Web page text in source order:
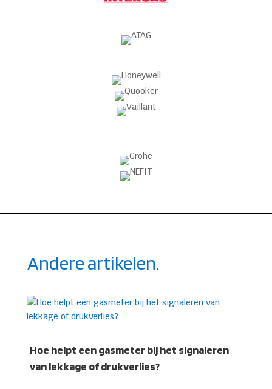
Andere artikelen.
Hoe helpt een gasmeter bij het signaleren
van lekkage of drukverlies?